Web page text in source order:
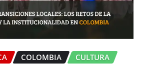
COLOMBIA CULTURA